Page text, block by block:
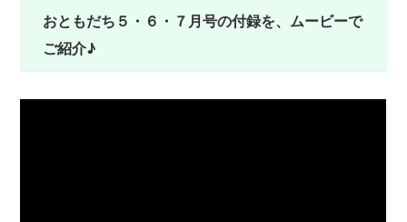
おともだち５・６・７月号の付録を、ムービーで
ご紹介♪